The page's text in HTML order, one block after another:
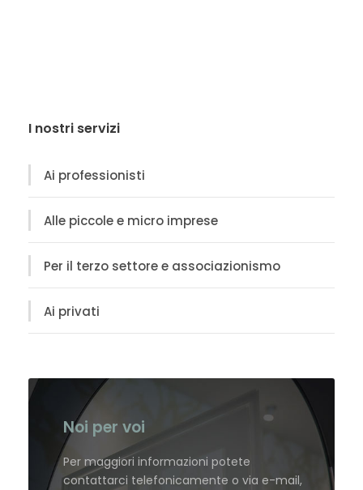
I nostri servizi
Ai professionisti
Alle piccole e micro imprese
Per il terzo settore e associazionismo
Ai privati
Noi per voi
Per maggiori informazioni potete
contattarci telefonicamente o via e-mail,